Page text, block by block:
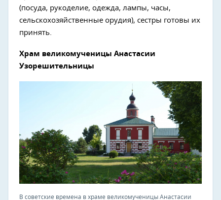
(посуда, рукоделие, одежда, лампы, часы,
сельскохозяйственные орудия), сестры готовы их
принять.
Храм великомученицы Анастасии
Узорешительницы
В советские времена в храме великомученицы Анастасии